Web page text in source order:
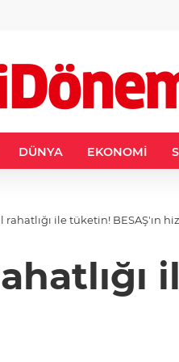
DÜNYA EKONOMİ
rahatlığı ile tüketin! BESAŞ'ın